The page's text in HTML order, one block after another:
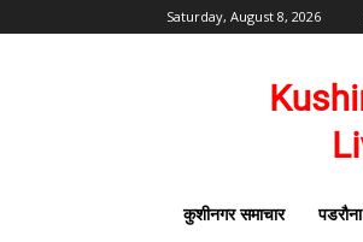
Saturday, August 8, 2026
कुशीनगर समाचार पडरौना